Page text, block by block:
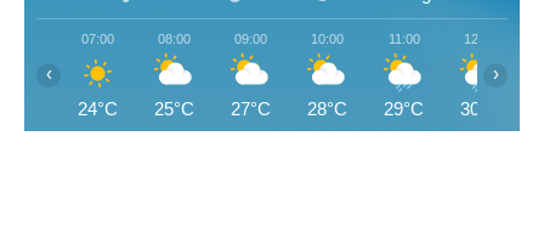
07:00
24°C
08:00
25°C
09:00
27°C
10:00
28°C
11:00
29°C
12:00
30°C
‹ ›